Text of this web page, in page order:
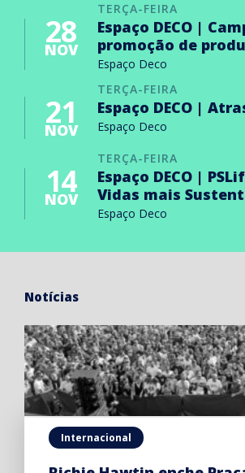
TERÇA-FEIRA
28
NOV
Espaço DECO |
promoção de
Espaço Deco
TERÇA-FEIRA
21
NOV
Espaço DECO |
Espaço Deco
TERÇA-FEIRA
14
NOV
Espaço DECO |
Vidas mais
Espaço Deco
Notícias
Internacional